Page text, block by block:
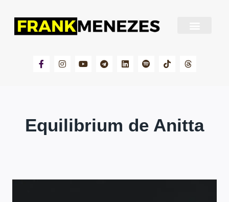
Equilibrium de Anitta